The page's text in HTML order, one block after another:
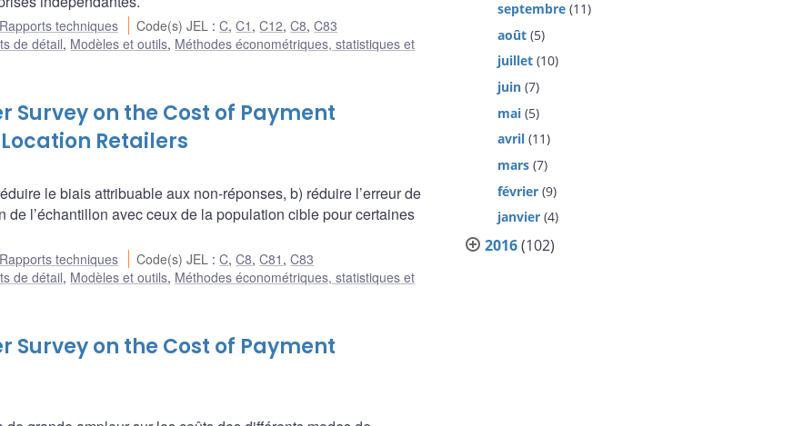
Rapports techniques Code(s) JEL :C,C1 ,C12,C8,C83
de détail, Modèles et outils, Méthodes économétriques, statistiques et
Survey on the Cost of Payment
Retailers
le biais attribuable aux non-réponses, b) réduire l’erreur de
de l’échantillon avec ceux de la population cible pour certaines
Rapports techniques Code(s) JEL :C,C8,C81 ,C83
de détail, Modèles et outils, Méthodes économétriques, statistiques et
Survey on the Cost of Payment
septembre (11)
août (5)
juillet (10)
juin (7)
mai (5)
avril (11)
mars (7)
février (9)
janvier (4)
2016(102)